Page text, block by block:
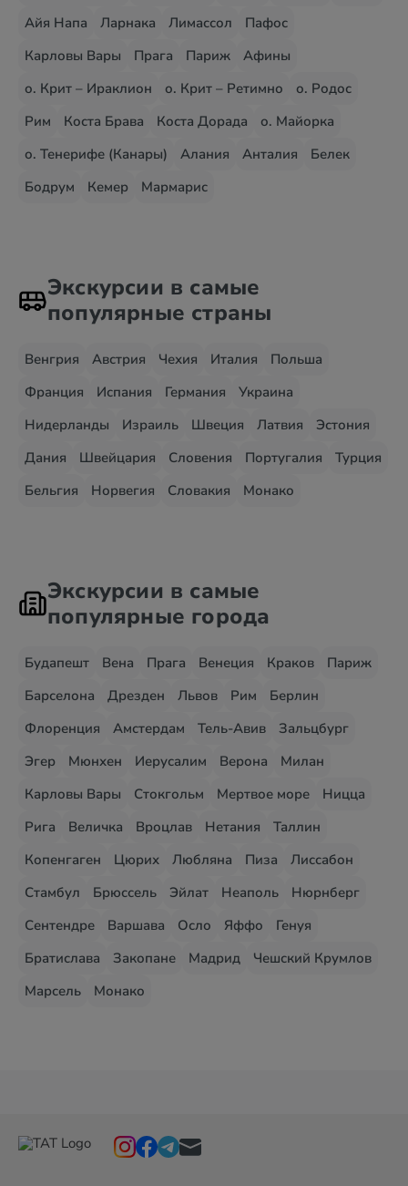
Айя Напа
Ларнака Лимассол
Пафос
Карловы Вары
Прага Париж
Афины
о. Крит – Ираклион
о. Крит – Ретимно
о. Родос
Рим
Коста Брава Коста Дорада
о. Майорка
о. Тенерифе (Канары)
Алания Анталия
Белек
Бодрум
Кемер Мармарис
Экскурсии в самые
популярные страны
Венгрия Австрия Чехия Италия
Польша
Франция
Испания Германия
Украина
Нидерланды
Израиль Швеция Латвия
Эстония
Дания
Швейцария Словения Португалия
Турция
Бельгия
Норвегия Словакия Монако
Экскурсии в самые
популярные города
Будапешт Вена Прага Венеция Краков
Париж
Барселона
Дрезден Львов Рим
Берлин
Флоренция
Амстердам Тель-Авив
Зальцбург
Эгер
Мюнхен Иерусалим Верона
Милан
Карловы Вары
Стокгольм Мертвое море
Ницца
Рига
Величка Вроцлав Нетания
Таллин
Копенгаген
Цюрих Любляна Пиза
Лиссабон
Стамбул
Брюссель Эйлат Неаполь
Нюрнберг
Сентендре
Варшава Осло Яффо
Генуя
Братислава
Закопане Мадрид
Чешский Крумлов
Марсель
Монако